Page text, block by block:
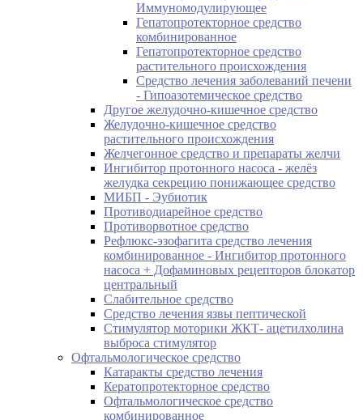
Иммуномодулирующее
Гепатопротекторное средство
комбинированное
Гепатопротекторное средство
растительного происхождения
Средство лечения заболеваний печени
- Гипоазотемическое средство
Другое желудочно-кишечное средство
Желудочно-кишечное средство
растительного происхождения
Желчегонное средство и препараты желчи
Ингибитор протонного насоса - желёз
желудка секрецию понижающее средство
МИБП - Эубиотик
Противодиарейное средство
Противорвотное средство
Рефлюкс-эзофагита средство лечения
комбинированное - Ингибитор протонного
насоса + Дофаминовых рецепторов блокатор
центральный
Слабительное средство
Средство лечения язвы пептической
Стимулятор моторики ЖКТ- ацетилхолина
выброса стимулятор
Офтальмологическое средство
Катаракты средство лечения
Кератопротекторное средство
Офтальмологическое средство
комбинированное